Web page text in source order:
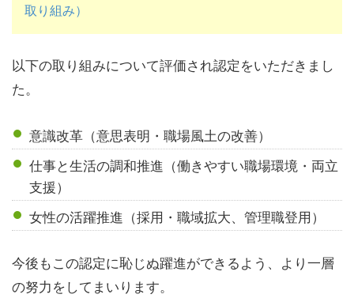
取り組み）
以下の取り組みについて評価され認定をいただきまし
た。
意識改革（意思表明・職場風土の改善）
仕事と生活の調和推進（働きやすい職場環境・両立
支援）
女性の活躍推進（採用・職域拡大、管理職登用）
今後もこの認定に恥じぬ躍進ができるよう、より一層
の努力をしてまいります。